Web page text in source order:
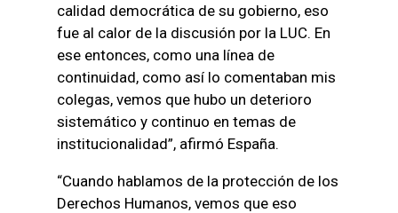
calidad democrática de su gobierno, eso
fue al calor de la discusión por la LUC. En
ese entonces, como una línea de
continuidad, como así lo comentaban mis
colegas, vemos que hubo un deterioro
sistemático y continuo en temas de
institucionalidad”, afirmó España.
“Cuando hablamos de la protección de los
Derechos Humanos, vemos que eso